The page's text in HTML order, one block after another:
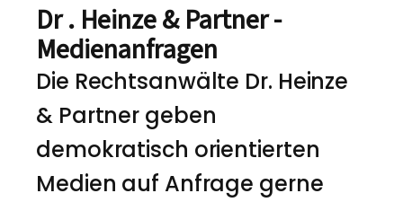
Dr . Heinze & Partner -
Medienanfragen
Die Rechtsanwälte Dr. Heinze
& Partner geben
demokratisch orientierten
Medien auf Anfrage gerne